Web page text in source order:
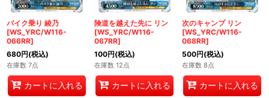
バイク乗り 綾乃
[WS_YRC/W116-
066RR]
680円(税込)
在庫数 7点
カートに入れる
険道を越えた先に リン
[WS_YRC/W116-
067RR]
100円(税込)
在庫数 12点
カートに入れる
次のキャンプ リン
[WS_YRC/W116-
068RR]
500円(税込)
在庫数 8点
カートに入れる